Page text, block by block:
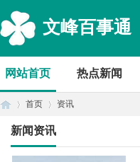
文峰百事通
网站首页 热点新闻
首页 资讯
新闻资讯